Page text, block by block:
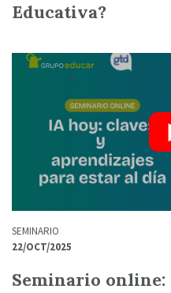
Educativa?
SEMINARIO
22/OCT/2025
Seminario online: